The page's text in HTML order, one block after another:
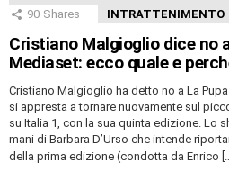
90 Shares INTRATTENIMENTO
Cristiano Malgioglio dice no
Mediaset: ecco quale e
Cristiano Malgioglio ha detto no a La
si appresta a tornare nuovamente sul
su Italia 1, con la sua quinta edizione. Lo
mani di Barbara D’Urso che intende
della prima edizione (condotta da Enrico